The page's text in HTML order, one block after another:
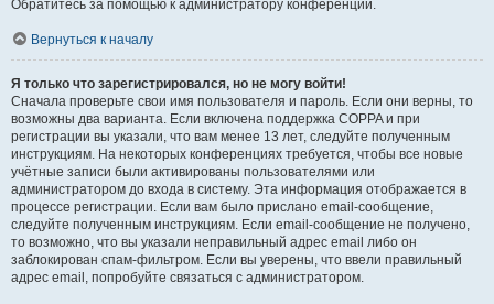
Обратитесь за помощью к администратору конференции.
Вернуться к началу
Я только что зарегистрировался, но не могу войти!
Сначала проверьте свои имя пользователя и пароль. Если они верны, то
возможны два варианта. Если включена поддержка COPPA и при
регистрации вы указали, что вам менее 13 лет, следуйте полученным
инструкциям. На некоторых конференциях требуется, чтобы все новые
учётные записи были активированы пользователями или
администратором до входа в систему. Эта информация отображается в
процессе регистрации. Если вам было прислано email-сообщение,
следуйте полученным инструкциям. Если email-сообщение не получено,
то возможно, что вы указали неправильный адрес email либо он
заблокирован спам-фильтром. Если вы уверены, что ввели правильный
адрес email, попробуйте связаться с администратором.